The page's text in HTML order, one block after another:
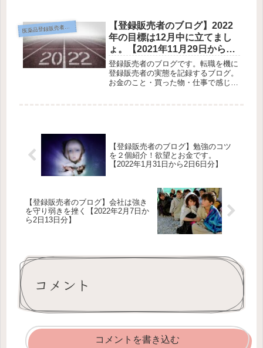
旅行や遊びも書いてみる。登録販売者
の仕事に興味がる人向けです。登録販
売...
医薬品登録販売者のブログ
【登録販売者のブログ】2022
年の目標は12月中に立てまし
ょ。【2021年11月29日から12
日5日分】
登録販売者のブログです。転職を機に
登録販売者の実態を記録するブログ。
お金のこと・買った物・仕事で感じた
【登録販売者のブログ】勉強のコツ
を２個紹介！欲望とお金です。
【2022年1月31日から2日6日分】
【登録販売者のブログ】会社は強き
を守り弱きを挫く【2022年2月7日か
ら2日13日分】
コメント
コメントを書き込む